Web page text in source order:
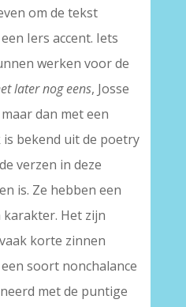
om de tekst
Iers accent. Iets
werken voor de
later nog eens, Josse
dan met een
bekend uit de poetry
verzen in deze
is. Ze hebben een
Het zijn
korte zinnen
soort nonchalance
met de puntige